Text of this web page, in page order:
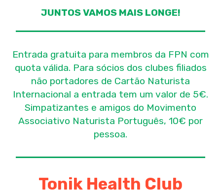
JUNTOS VAMOS MAIS LONGE!
Entrada gratuita para membros da FPN com
quota válida. Para sócios dos clubes filiados
não portadores de Cartão Naturista
Internacional a entrada tem um valor de 5€.
Simpatizantes e amigos do Movimento
Associativo Naturista Português, 10€ por
pessoa.
Tonik Health Club